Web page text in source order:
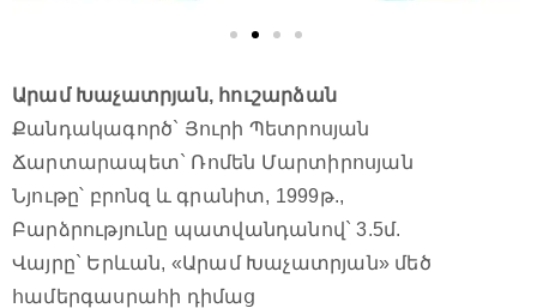
Արամ Խաչատրյան, հուշարձան
Քանդակագործ` Յուրի Պետրոսյան
Ճարտարապետ` Ռոմեն Մարտիրոսյան
Նյութը՝ բրոնզ և գրանիտ, 1999թ.,
Բարձրությունը պատվանդանով` 3.5մ.
Վայրը` Երևան, «Արամ Խաչատրյան» մեծ
համերգասրահի դիմաց